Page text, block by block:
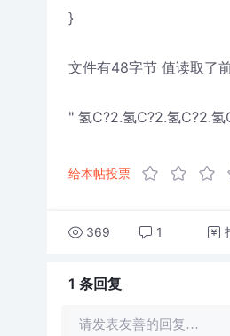
}
文件有48字节 值读取了
" 氢C?2.氢C?2.氢C?2.
给本帖投票
369 1
1 条回复
请发表友善的回复…